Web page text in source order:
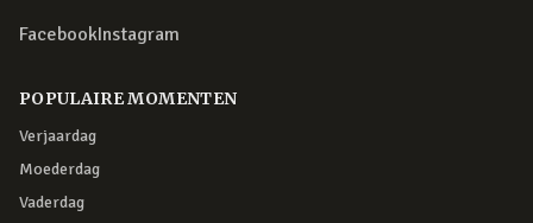
FacebookInstagram
POPULAIRE MOMENTEN
Verjaardag
Moederdag
Vaderdag